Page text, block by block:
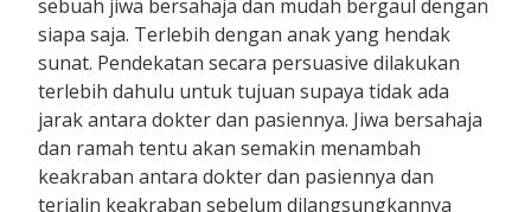
sebuah jiwa bersahaja dan mudah bergaul dengan
siapa saja. Terlebih dengan anak yang hendak
sunat. Pendekatan secara persuasive dilakukan
terlebih dahulu untuk tujuan supaya tidak ada
jarak antara dokter dan pasiennya. Jiwa bersahaja
dan ramah tentu akan semakin menambah
keakraban antara dokter dan pasiennya dan
terjalin keakraban sebelum dilangsungkannya